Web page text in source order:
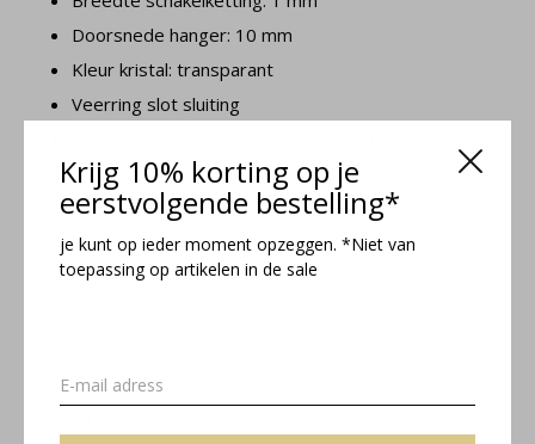
Krijg 10% korting op je
eerstvolgende bestelling*
je kunt op ieder moment opzeggen. *Niet van
toepassing op artikelen in de sale
Doorsnede hanger: 10 mm
Kleur kristal: transparant
Veerring slot sluiting
Isabel collectie
Maattabel